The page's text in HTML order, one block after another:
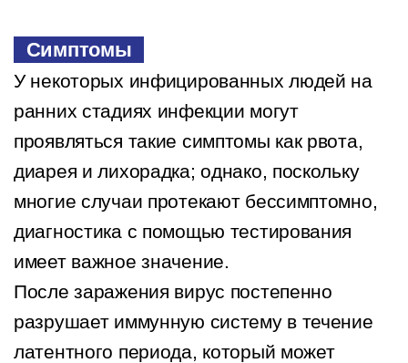
Симптомы
У некоторых инфицированных людей на
ранних стадиях инфекции могут
проявляться такие симптомы как рвота,
диарея и лихорадка; однако, поскольку
многие случаи протекают бессимптомно,
диагностика с помощью тестирования
имеет важное значение.
После заражения вирус постепенно
разрушает иммунную систему в течение
латентного периода, который может